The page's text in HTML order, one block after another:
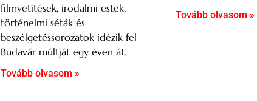
filmvetítések, irodalmi estek,
történelmi séták és
beszélgetéssorozatok idézik fel
Budavár múltját egy éven át.
Tovább olvasom »
Tovább olvasom »